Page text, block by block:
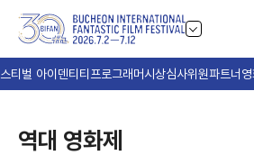
티벌 아이덴티티 프로그래머시상심사위원파트너
역대 영화제